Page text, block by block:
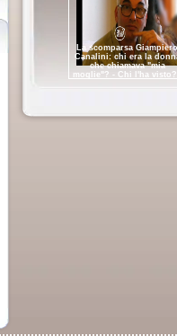
La scomparsa Giampiero
Canalini: chi era la
che chiamava "mia
moglie"? - Chi l'ha